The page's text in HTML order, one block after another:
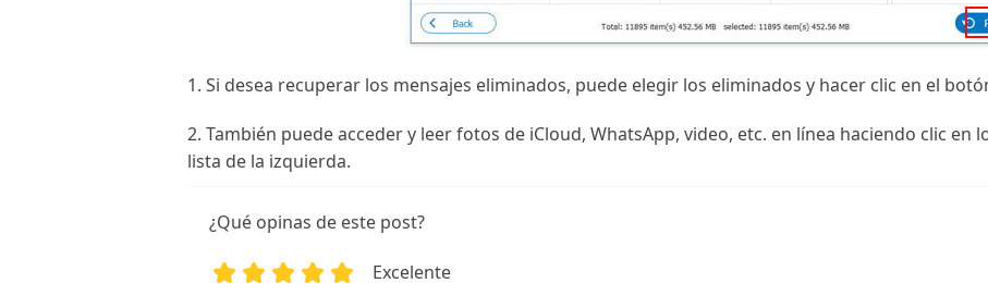
1. Si desea recuperar los mensajes eliminados, puede elegir los eliminados y hacer clic en el
2. También puede acceder y leer fotos de iCloud, WhatsApp, video, etc. en línea haciendo clic
lista de la izquierda.
¿Qué opinas de este post?
Excelente